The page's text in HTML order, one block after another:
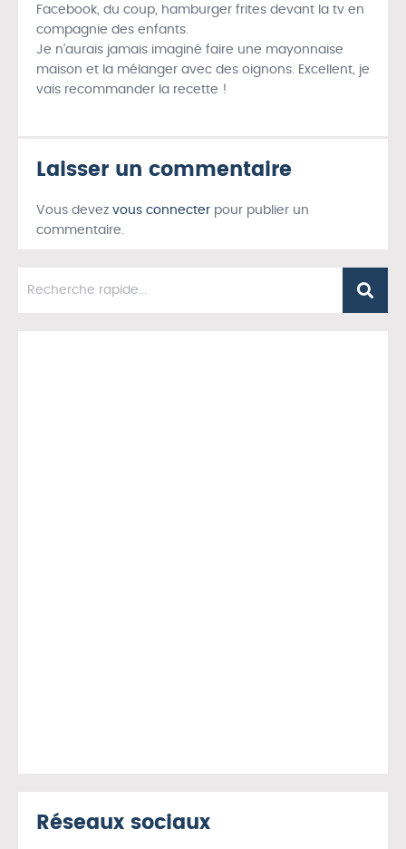
Facebook, du coup, hamburger frites devant la tv en
compagnie des enfants.
Je n’aurais jamais imaginé faire une mayonnaise
maison et la mélanger avec des oignons. Excellent, je
vais recommander la recette !
Laisser un commentaire
Vous devez vous connecter pour publier un
commentaire.
Réseaux sociaux